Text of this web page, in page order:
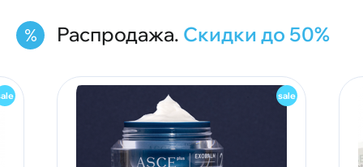
Распродажа. Скидки до 50%